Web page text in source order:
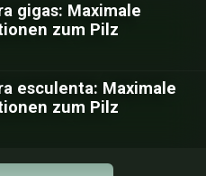
gigas: Maximale
zum Pilz
esculenta: Maximale
zum Pilz